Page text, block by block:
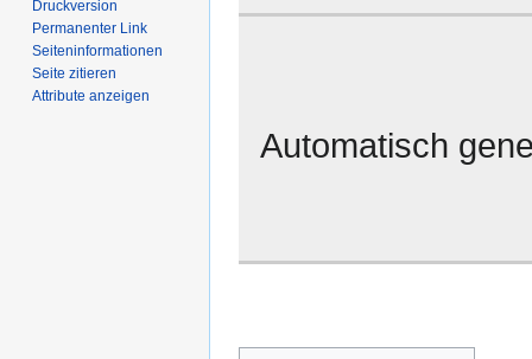
Automatisch
Druckversion
Permanenter Link
Seiten­­informationen
Seite zitieren
Attribute anzeigen